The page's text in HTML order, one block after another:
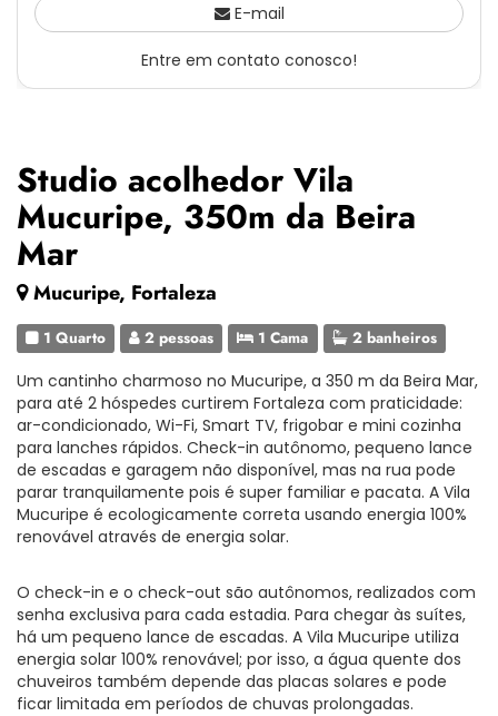
Studio acolhedor Vila
Mucuripe, 350m da Beira
Mar
Mucuripe, Fortaleza
1 Quarto 2 pessoas 1 Cama 2 banheiros
Um cantinho charmoso no Mucuripe, a 350 m da Beira Mar,
para até 2 hóspedes curtirem Fortaleza com praticidade:
ar-condicionado, Wi-Fi, Smart TV, frigobar e mini cozinha
para lanches rápidos. Check-in autônomo, pequeno lance
de escadas e garagem não disponível, mas na rua pode
parar tranquilamente pois é super familiar e pacata. A Vila
Mucuripe é ecologicamente correta usando energia 100%
renovável através de energia solar.
O check-in e o check-out são autônomos, realizados com
senha exclusiva para cada estadia. Para chegar às suítes,
há um pequeno lance de escadas. A Vila Mucuripe utiliza
energia solar 100% renovável; por isso, a água quente dos
chuveiros também depende das placas solares e pode
ficar limitada em períodos de chuvas prolongadas.
E-mail
Entre em contato conosco!